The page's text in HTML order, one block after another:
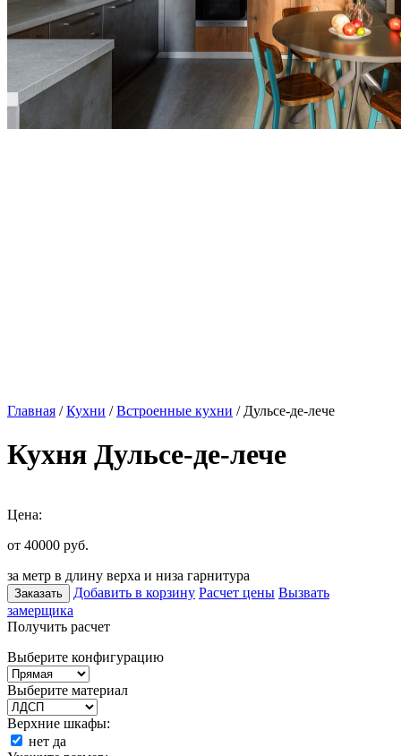
Главная /Кухни /Встроенные кухни / Дульсе-де-лече
Кухня Дульсе-де-лече
Цена:
от 40000 руб.
за метр в длину верха и низа гарнитура
Заказать Добавить в корзину Расчет цены Вызвать
замерщика
Получить расчет
Выберите конфигурацию
Выберите материал
Верхние шкафы:
нет да